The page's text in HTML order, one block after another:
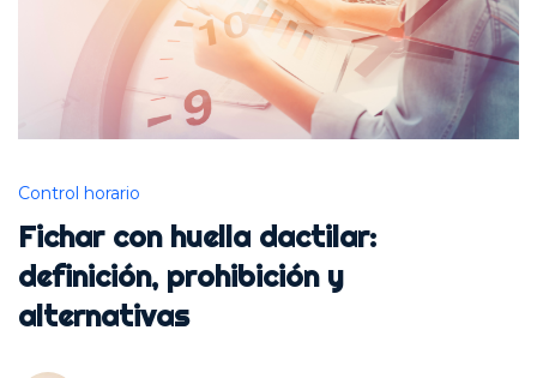
Control horario
Fichar con huella dactilar:
definición, prohibición y
alternativas